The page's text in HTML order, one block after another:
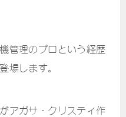
管理のプロという経歴
場します。
アガサ・クリスティ作